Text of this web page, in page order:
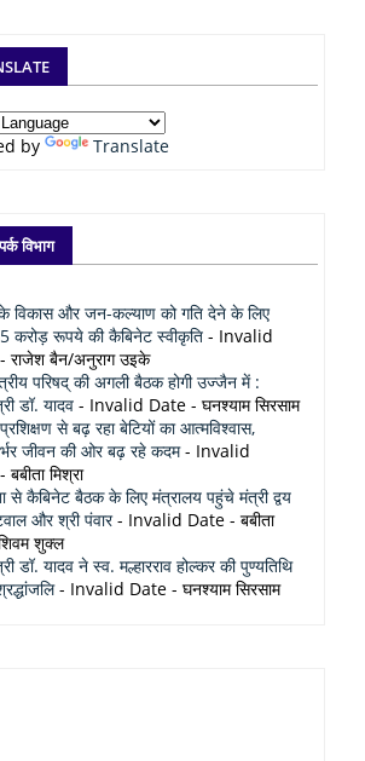
by Translate
विभाग
विकास और जन-कल्याण को गति देने के लिए
करोड़ रूपये की कैबिनेट स्वीकृति - Invalid
- राजेश बैन/अनुराग उइके
परिषद् की अगली बैठक होगी उज्जैन में :
डॉ. यादव - Invalid Date - घनश्याम सिरसाम
से बढ़ रहा बेटियों का आत्मविश्वास,
जीवन की ओर बढ़ रहे कदम- Invalid
- बबीता मिश्रा
से कैबिनेट बैठक के लिए मंत्रालय पहुंचे मंत्री द्वय
और श्री पंवार- Invalid Date - बबीता
शुक्ल
डॉ. यादव ने स्व. मल्हारराव होल्कर की पुण्यतिथि
- Invalid Date - घनश्याम सिरसाम